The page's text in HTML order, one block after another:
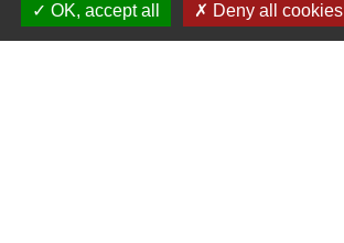
OK, accept all
Deny all cookies